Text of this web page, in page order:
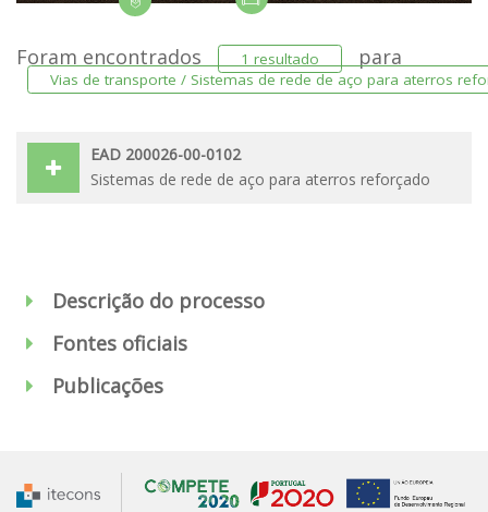
Foram encontrados 1 resultado para
Vias de transporte / Sistemas de rede de aço para aterros
EAD 200026-00-0102
Sistemas de rede de aço para aterros reforçado
Descrição do processo
Fontes oficiais
Publicações